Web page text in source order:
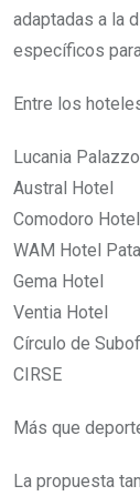
adaptadas a la
específicos
Entre los
Lucania
Austral Hotel
Comodoro Hotel
WAM Hotel
Gema Hotel
Ventia Hotel
Círculo de
CIRSE
Más que
La propuesta